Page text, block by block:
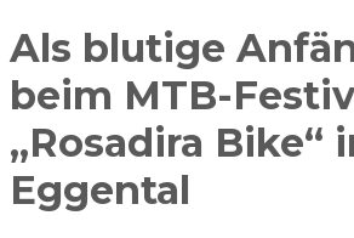
Als blutige
beim MTB-
„Rosadira Bike“
Eggental